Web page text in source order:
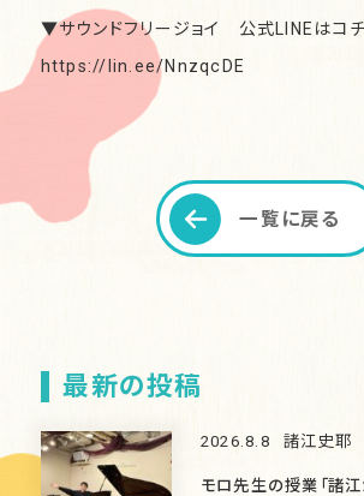
▼サウンドフリージョイ 公式LINEはコ
https://lin.ee/NnzqcDE
一覧に戻る
最新の投稿
2026.8.8 諸江史耶
モロ先生の授業「諸